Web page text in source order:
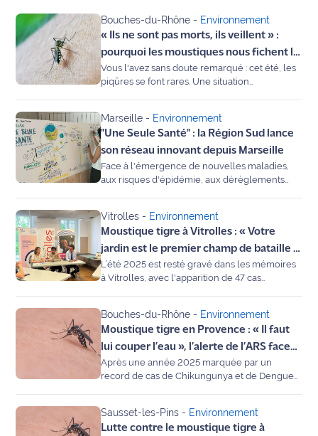
Agenda
Faits
divers
Sports
Société
Culture
Économie
Éducation
Emploi
Environnement
Justice
Loisirs
Bouches-du-Rhône - Environnement
« Ils ne sont pas morts, ils veillent » :
pourquoi les moustiques nous fichent la
paix cet été
Vous l'avez sans doute remarqué : cet été, les
piqûres se font rares. Une situation
Eberhart (EID) prévient au micro de Maritima :
le réveil des "moustiques de marais" pourrait
être brutal au moindre orage.
Marseille - Environnement
"Une Seule Santé" : la Région Sud lance
son réseau innovant depuis Marseille
Face à l'émergence de nouvelles maladies,
aux risques d'épidémie, aux dérèglements
s'unissent en Provence-Alpes-Côte d'Azur.
Lancé officiellement aujourd'hui à Marseille,
le réseau régional "Une Seule Santé"
ambitionne de casser les cloisons pour
protéger notre territoire.
Vitrolles - Environnement
Moustique tigre à Vitrolles : « Votre
jardin est le premier champ de bataille »,
prévient l’ARS après les cas de
Chikungunya
L’été 2025 est resté gravé dans les mémoires
à Vitrolles, avec l'apparition de 47 cas
lancée depuis le 1er mai, les autorités
sanitaires et la municipalité de Vitrolles tirent
la sonnette d’alarme. Pour stopper la
prolifération du moustique tigre, l'action
publique ne suffit plus : chaque habitant
Bouches-du-Rhône - Environnement
Moustique tigre en Provence : « Il faut
lui couper l’eau », l’alerte de l’ARS face
au risque d'épidémie
Après une année 2025 marquée par un
record de cas de Chikungunya et de Dengue
moustique tigre. Thomas Margueron, directeur
santé environnement à l’ARS PACA, lance un
Sausset-les-Pins - Environnement
Lutte contre le moustique tigre à